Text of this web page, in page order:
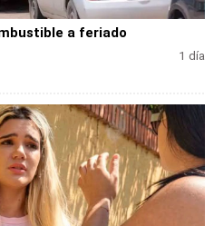
a feriado
1 día